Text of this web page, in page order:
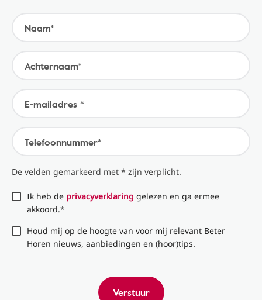
Naam*
Achternaam*
E-mailadres *
Telefoonnummer*
De velden gemarkeerd met * zijn verplicht.
Ik heb de privacyverklaring gelezen en ga ermee
akkoord.*
Houd mij op de hoogte van voor mij relevant Beter
Horen nieuws, aanbiedingen en (hoor)tips.
Verstuur